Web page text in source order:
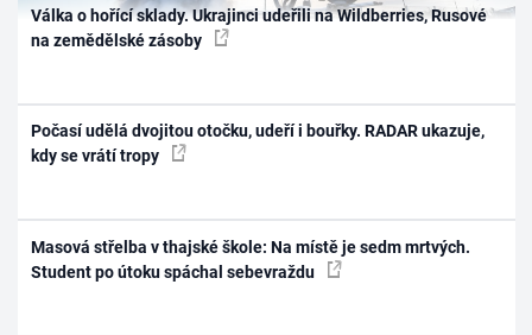
Válka o hořící sklady. Ukrajinci udeřili na Wildberries, Rusové
na zemědělské zásoby
Počasí udělá dvojitou otočku, udeří i bouřky. RADAR ukazuje,
kdy se vrátí tropy
Masová střelba v thajské škole: Na místě je sedm mrtvých.
Student po útoku spáchal sebevraždu